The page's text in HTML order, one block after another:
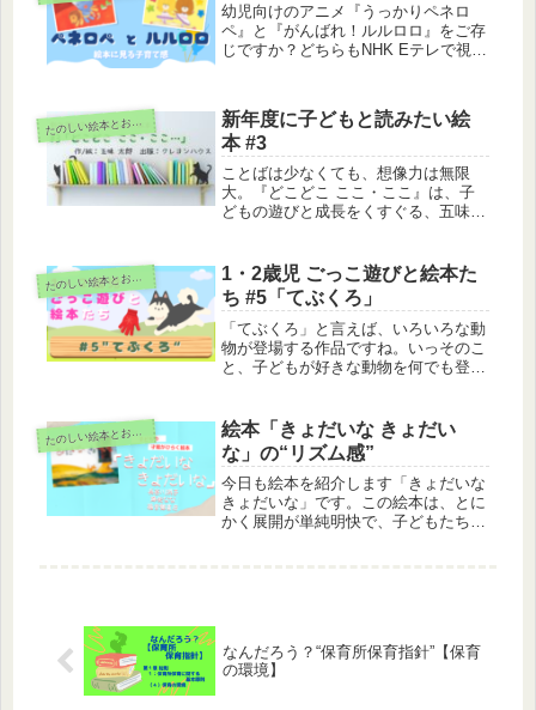
幼児向けのアニメ『うっかりペネロ
ペ』と『がんばれ！ルルロロ』をご存
じですか？どちらもNHK Eテレで視聴
とがあります。私は、子育て感が現れ
ているように感じました。
た
のしい絵本とおもちゃ
新年度に子どもと読みたい絵
本 #3
ことばは少なくても、想像力は無限
大。『どこどこ ここ・ここ』は、子
どもの遊びと成長をくすぐる、五味太
の魅力を、あなたも感じてみませんか
た
のしい絵本とおもちゃ
1・2歳児 ごっこ遊びと絵本た
ち #5「てぶくろ」
「てぶくろ」と言えば、いろいろな動
物が登場する作品ですね。いっそのこ
と、子どもが好きな動物を何でも登場
か?!実は汎用性が高い「てぶくろ」楽
しんでみませんか♪
た
のしい絵本とおもちゃ
絵本「きょだいな きょだい
な」の“リズム感”
今日も絵本を紹介します「きょだいな
きょだいな」です。この絵本は、とに
かく展開が単純明快で、子どもたちが
なんだろう？“保育所保育指針”【保育
の環境】